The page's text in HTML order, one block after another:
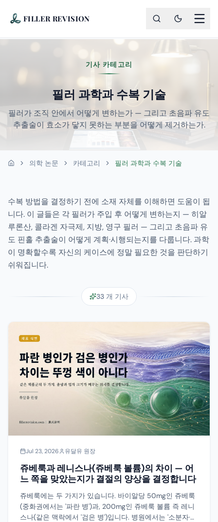
FILLER REVISION
기사 카테고리
필러 과학과 수복 기술
필러가 조직 안에서 어떻게 변하는가 — 그리고 초음파 유도
추출술이 효소가 닿지 못하는 부분을 어떻게 제거하는가.
홈 의학 논문 카테고리 필러 과학과 수복 기술
수복 방법을 결정하기 전에 소재 자체를 이해하면 도움이 됩
니다. 이 글들은 각 필러가 주입 후 어떻게 변하는지 — 히알
루론산, 콜라겐 자극제, 지방, 영구 필러 — 그리고 초음파 유
도 핀홀 추출술이 어떻게 계획·시행되는지를 다룹니다. 과학
이 명확할수록 자신의 케이스에 정말 필요한 것을 판단하기
쉬워집니다.
33 개 기사
Jul 23, 2026 유달유 원장
쥬베룩과 레니스나(쥬베룩 볼륨)의 차이 — 어
느 쪽을 맞았는지가 결절의 양상을 결정합니다
쥬베룩에는 두 가지가 있습니다. 바이알당 50mg인 쥬베룩
(중화권에서는 '파란 병')과, 200mg인 쥬베룩 볼륨 즉 레니
스나(같은 맥락에서 '검은 병')입니다. 병원에서는 '소분자·대